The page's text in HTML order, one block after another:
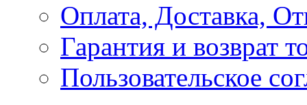
Оплата, Доставка,
Гарантия и возврат
Пользовательское